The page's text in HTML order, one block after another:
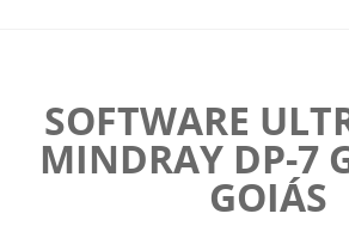
SOFTWARE
MINDRAY DP-7
GOIÁS